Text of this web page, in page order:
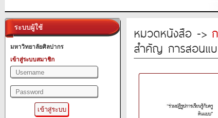
ระบบผู้ใช้
มหาวิทยาลัยศิลปากร
เข้าสู่ระบบสมาชิก
หมวดหนังสือ ->
สำคัญ การสอนแบ